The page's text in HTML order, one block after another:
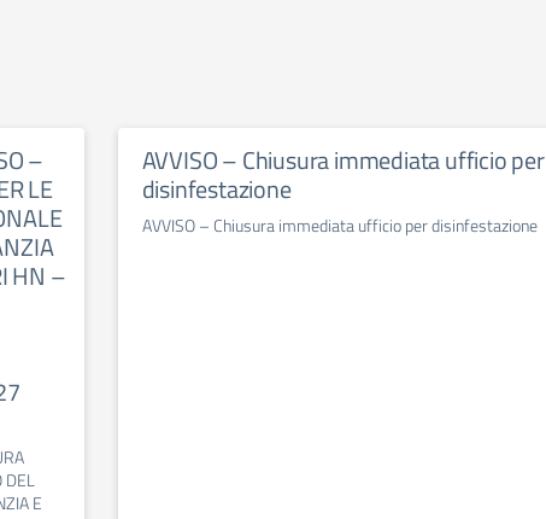
–
LE
HN –
DEL
E
AVVISO – Chiusura immediata ufficio per
disinfestazione
AVVISO – Chiusura immediata ufficio per disinfestazione